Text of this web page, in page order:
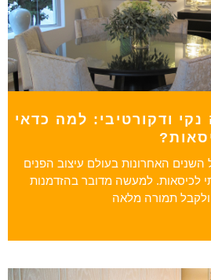
ודקורטיבי: למה כדאי
האחרונות בעולם עיצוב הפנים
לכיסאות. למעשה מדובר בהזדמנות
תמורה מלאה